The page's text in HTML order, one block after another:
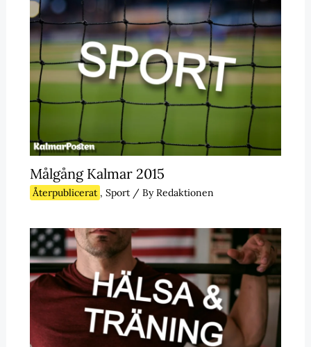
Målgång Kalmar 2015
Återpublicerat , Sport/ ByRedaktionen